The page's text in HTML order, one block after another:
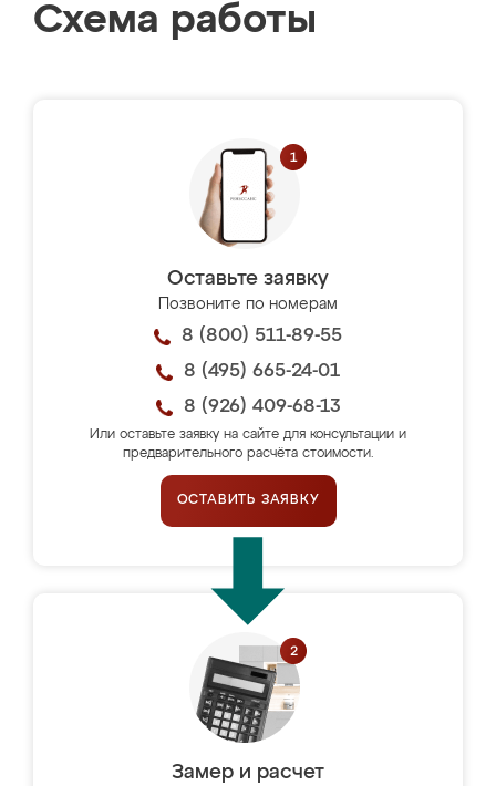
Схема работы
Оставьте заявку
Позвоните по номерам
8 (800) 511-89-55
8 (495) 665-24-01
8 (926) 409-68-13
Или оставьте заявку на сайте для консультации и
предварительного расчёта стоимости.
ОСТАВИТЬ ЗАЯВКУ
Замер и расчет